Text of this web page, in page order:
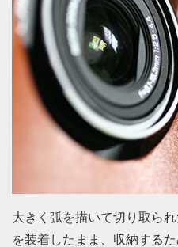
大きく弧を描いて切り取ら
を装着したまま、収納する